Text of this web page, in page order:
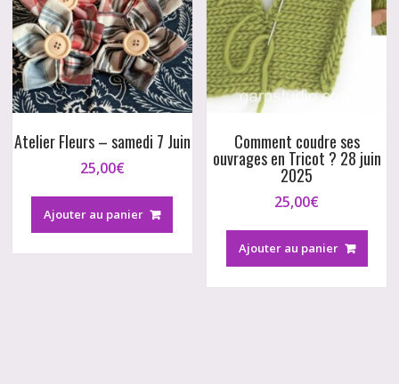
Atelier Fleurs – samedi 7 Juin
25,00€
Ajouter au panier
Comment coudre ses
ouvrages en Tricot ? 28 juin
2025
25,00€
Ajouter au panier